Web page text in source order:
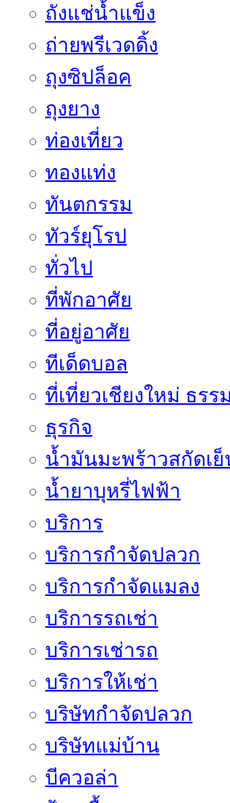
ถังแช่น้ำแข็ง
ถ่ายพรีเวดดิ้ง
ถุงซิปล็อค
ถุงยาง
ท่องเที่ยว
ทองแท่ง
ทันตกรรม
ทัวร์ยุโรป
ทั่วไป
ที่พักอาศัย
ที่อยู่อาศัย
ทีเด็ดบอล
ที่เที่ยวเชียงใหม่ ธรร
ธุรกิจ
น้ำมันมะพร้าวสกัดเ
น้ำยาบุหรี่ไฟฟ้า
บริการ
บริการกำจัดปลวก
บริการกำจัดแมลง
บริการรถเช่า
บริการเช่ารถ
บริการให้เช่า
บริษัทกำจัดปลวก
บริษัทแม่บ้าน
บีควอล่า